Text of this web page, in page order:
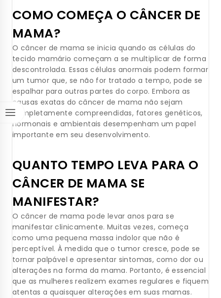
COMO COMEÇA O CÂNCER DE
MAMA?
O câncer de mama se inicia quando as células do
tecido mamário começam a se multiplicar de forma
descontrolada. Essas células anormais podem formar
um tumor que, se não for tratado a tempo, pode se
espalhar para outras partes do corpo. Embora as
causas exatas do câncer de mama não sejam
completamente compreendidas, fatores genéticos,
hormonais e ambientais desempenham um papel
importante em seu desenvolvimento.
QUANTO TEMPO LEVA PARA O
CÂNCER DE MAMA SE
MANIFESTAR?
O câncer de mama pode levar anos para se
manifestar clinicamente. Muitas vezes, começa
como uma pequena massa indolor que não é
perceptível. À medida que o tumor cresce, pode se
tornar palpável e apresentar sintomas, como dor ou
alterações na forma da mama. Portanto, é essencial
que as mulheres realizem exames regulares e fiquem
atentas a quaisquer alterações em suas mamas.